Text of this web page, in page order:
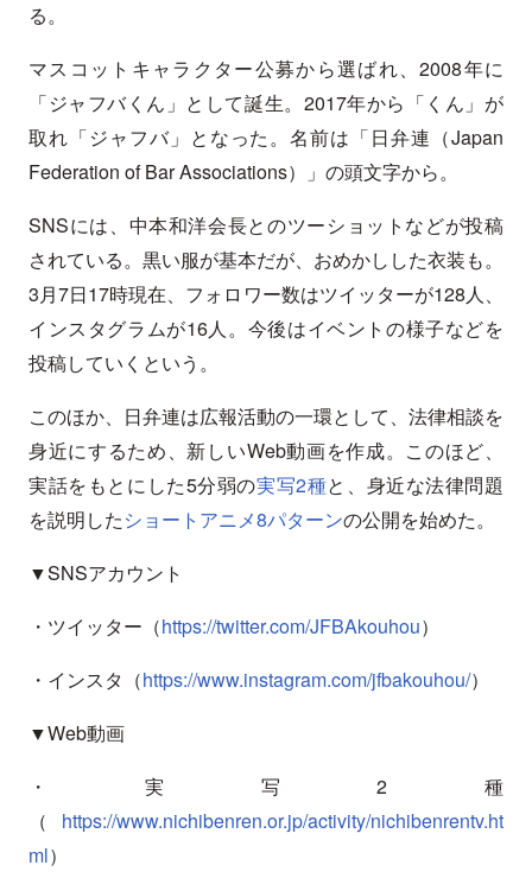
る。
マスコットキャラクター公募から選ばれ、2008年に
「ジャフバくん」として誕生。2017年から「くん」が
取れ「ジャフバ」となった。名前は「日弁連（Japan
Federation of Bar Associations）」の頭文字から。
SNSには、中本和洋会長とのツーショットなどが投稿
されている。黒い服が基本だが、おめかしした衣装も。
3月7日17時現在、フォロワー数はツイッターが128人、
インスタグラムが16人。今後はイベントの様子などを
投稿していくという。
このほか、日弁連は広報活動の一環として、法律相談を
身近にするため、新しいWeb動画を作成。このほど、
実話をもとにした5分弱の実写2種と、身近な法律問題
を説明したショートアニメ8パターンの公開を始めた。
▼SNSアカウント
・ツイッター（https://twitter.com/JFBAkouhou）
・インスタ（https://www.instagram.com/jfbakouhou/）
▼Web動画
・実写2種
（ https://www.nichibenren.or.jp/activity/nichibenrentv.ht
ml）